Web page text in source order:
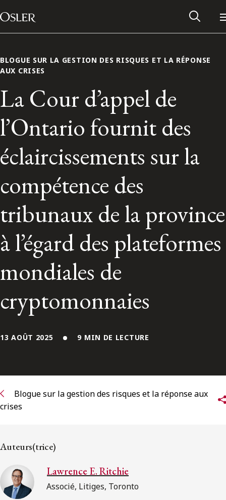
Passer au contenu
Main Navigation
Réseau des anciens d’Osler
Contactez-nous
S’abonner aux articles Osler
BLOGUE SUR LA GESTION DES RISQUES ET LA RÉPONSE
AUX CRISES
La Cour d’appel de
l’Ontario fournit des
éclaircissements sur la
compétence des
tribunaux de la province
à l’égard des plateformes
mondiales de
cryptomonnaies
13 AOÛT 2025 9 MIN DE LECTURE
Blogue sur la gestion des risques et la réponse aux
crises
Auteurs(trice)
Lawrence E. Ritchie
Associé, Litiges, Toronto